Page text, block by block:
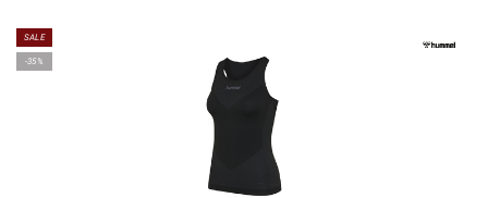
SALE
-35%